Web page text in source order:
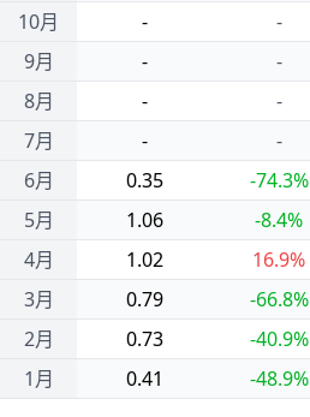
10月
9月
8月
7月
6月
5月
4月
3月
2月
1月
-
-
-
-
-
-
-
-
0.35
-74.3%
1.06
-8.4%
1.02
16.9%
0.79
-66.8%
0.73
-40.9%
0.41
-48.9%